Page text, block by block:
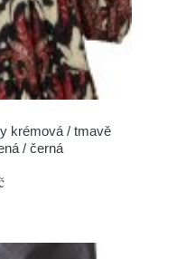
krémová / tmavě
/ černá